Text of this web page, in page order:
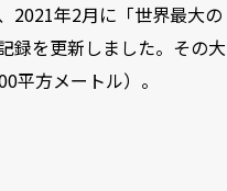
2021年2月に「世界最大の
録を更新しました。その大
平方メートル）。